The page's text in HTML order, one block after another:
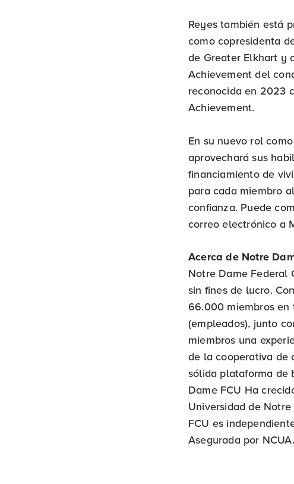
Reyes también está
como copresidenta
de Greater Elkhart y
Achievement del
reconocida en 2023
Achievement.
En su nuevo rol
aprovechará sus
financiamiento de
para cada miembro
confianza. Puede
correo electrónico a
Acerca de Notre
Notre Dame Federal
sin fines de lucro.
66.000 miembros en
(empleados), junto
miembros una
de la cooperativa de
sólida plataforma de
Dame FCU Ha
Universidad de
FCU es
Asegurada por NCUA.